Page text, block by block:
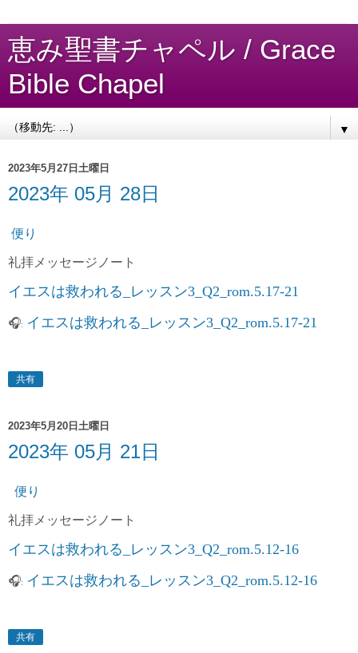
恵み聖書チャペル / Grace
Bible Chapel
▼
2023年5月27日土曜日
2023年 05月 28日
便り
礼拝 メッセージノート
イエスは救われる_レッスン3_Q2_rom.5.17-21
🎧: イエスは救われる_レッスン3_Q2_rom.5.17-21
共有
2023年5月20日土曜日
2023年 05月 21日
便り
礼拝 メッセージノート
イエスは救われる_レッスン3_Q2_rom.5.12-16
🎧: イエスは救われる_レッスン3_Q2_rom.5.12-16
共有